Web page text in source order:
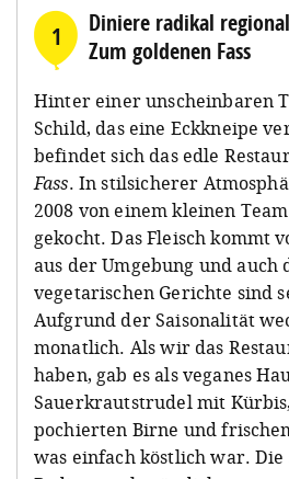
1
Diniere radikal
Zum goldenen Fass
Hinter einer unscheinbaren
Schild, das eine Eckkneipe
befindet sich das edle
Fass. In stilsicherer
2008 von einem kleinen
gekocht. Das Fleisch kommt
aus der Umgebung und auch
vegetarischen Gerichte sind
Aufgrund der Saisonalität
monatlich. Als wir das
haben, gab es als veganes
Sauerkrautstrudel mit
pochierten Birne und
was einfach köstlich war.